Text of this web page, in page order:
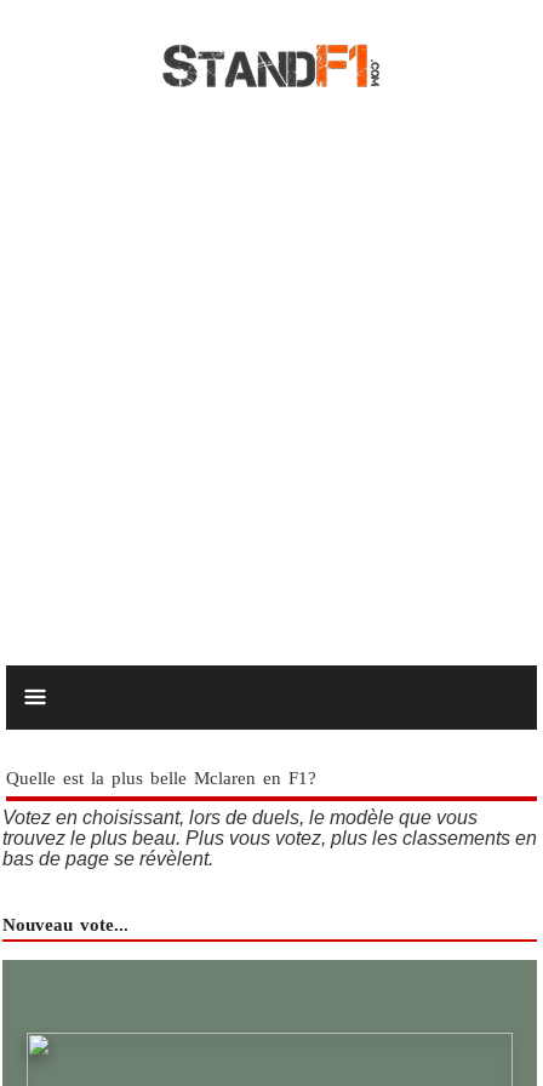
Quelle est la plus belle Mclaren en F1?
Votez en choisissant, lors de duels, le modèle que vous
trouvez le plus beau. Plus vous votez, plus les classements en
bas de page se révèlent.
Nouveau vote...